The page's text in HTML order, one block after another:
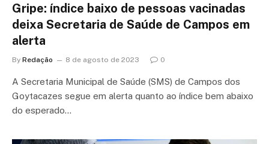
Gripe: índice baixo de pessoas vacinadas
deixa Secretaria de Saúde de Campos em
alerta
By Redação 8 de agosto de 2023 0
A Secretaria Municipal de Saúde (SMS) de Campos dos
Goytacazes segue em alerta quanto ao índice bem abaixo
do esperado…